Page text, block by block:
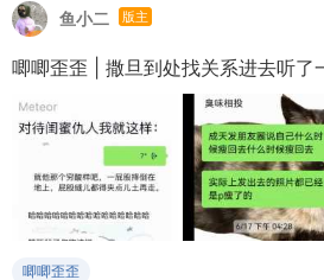
唧唧歪歪
鱼小二